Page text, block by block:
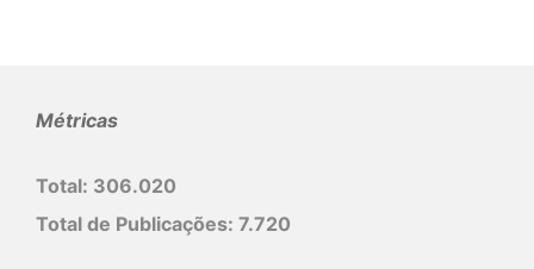
Métricas
Total: 306.020
Total de Publicações: 7.720